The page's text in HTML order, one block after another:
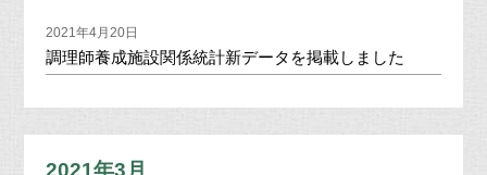
2021年4月20日
調理師養成施設関係統計新データを掲載しました
2021年3月